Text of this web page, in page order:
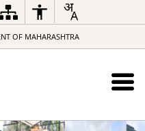
OF MAHARASHTRA